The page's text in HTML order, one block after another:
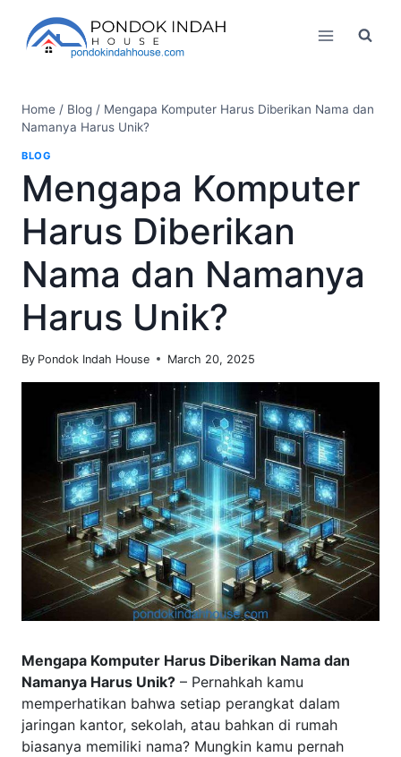
content
Home / Blog / Mengapa Komputer Harus Diberikan Nama dan
Namanya Harus Unik?
BLOG
Mengapa Komputer
Harus Diberikan
Nama dan Namanya
Harus Unik?
By Pondok Indah House March 20, 2025
Mengapa Komputer Harus Diberikan Nama dan
Namanya Harus Unik? – Pernahkah kamu
memperhatikan bahwa setiap perangkat dalam
jaringan kantor, sekolah, atau bahkan di rumah
biasanya memiliki nama? Mungkin kamu pernah